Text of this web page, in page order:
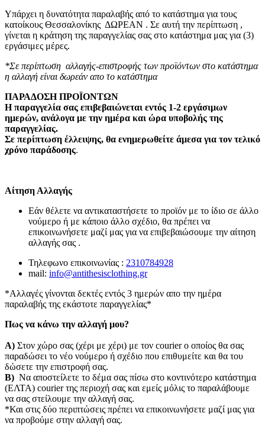
Υπάρχει η δυνατότητα παραλαβής από το κατάστημα για τους
κατοίκους Θεσσαλονίκης ΔΩΡΕΑΝ . Σε αυτή την περίπτωση ,
γίνεται η κράτηση της παραγγελίας σας στο κατάστημα μας για (3)
εργάσιμες μέρες.
*Σε περίπτωση αλλαγής-επιστροφής των προϊόντων στο κατάστημα
η αλλαγή είναι δωρεάν απο το κατάστημα
ΠΑΡΑΔΟΣΗ ΠΡΟΪΟΝΤΩΝ
Η παραγγελία σας επιβεβαιώνεται εντός 1-2 εργάσιμων
ημερών, ανάλογα με την ημέρα και ώρα υποβολής της
παραγγελίας.
Σε περίπτωση έλλειψης, θα ενημερωθείτε άμεσα για τον τελικό
χρόνο παράδοσης.
Αίτηση Αλλαγής
Εάν θέλετε να αντικαταστήσετε το προϊόν με το ίδιο σε άλλο
νούμερο ή με κάποιο άλλο σχέδιο, θα πρέπει να
επικοινωνήσετε μαζί μας για να επιβεβαιώσουμε την αίτηση
αλλαγής σας .
Τηλεφωνο επικοινωνίας : 2310784928
mail: info@antithesisclothing.gr
*Αλλαγές γίνονται δεκτές εντός 3 ημερών απο την ημέρα
παραλαβής της εκάστοτε παραγγελίας*
Πως να κάνω την αλλαγή μου?
Α) Στον χώρο σας (χέρι με χέρι) με τον courier o οποίος θα σας
παραδώσει το νέο νούμερο ή σχέδιο που επιθυμείτε και θα του
δώσετε την επιστροφή σας.
Β) Να αποστείλετε το δέμα σας πίσω στο κοντινότερο κατάστημα
(ΕΛΤΑ) courier της περιοχή σας και εμείς μόλις το παραλάβουμε
να σας στείλουμε την αλλαγή σας.
*Και στις δύο περιπτώσεις πρέπει να επικοινωνήσετε μαζί μας για
να προβούμε στην αλλαγή σας.